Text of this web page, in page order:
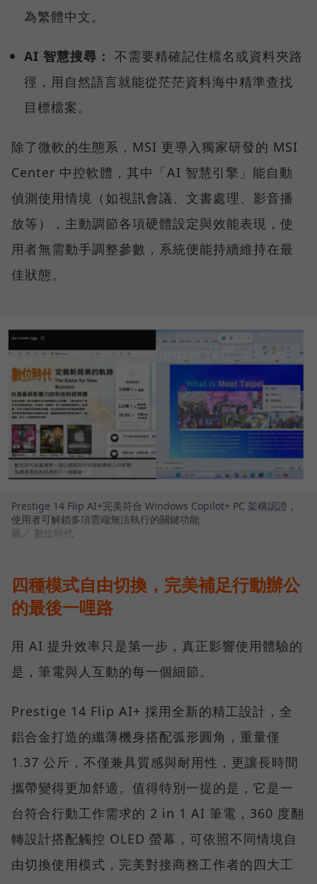
為繁體中文。
AI 智慧搜尋： 不需要精確記住檔名或資料夾路
徑，用自然語言就能從茫茫資料海中精準查找
目標檔案。
除了微軟的生態系，MSI 更導入獨家研發的 MSI
Center 中控軟體，其中「AI 智慧引擎」能自動
偵測使用情境（如視訊會議、文書處理、影音播
放等），主動調節各項硬體設定與效能表現，使
用者無需動手調整參數，系統便能持續維持在最
佳狀態。
Prestige 14 Flip AI+完美符合 Windows Copilot+ PC 架構認證，
使用者可解鎖多項雲端無法執行的關鍵功能
圖／ 數位時代
四種模式自由切換，完美補足行動辦公
的最後一哩路
用 AI 提升效率只是第一步，真正影響使用體驗的
是，筆電與人互動的每一個細節。
Prestige 14 Flip AI+ 採用全新的精工設計，全
鋁合金打造的纖薄機身搭配弧形圓角，重量僅
1.37 公斤，不僅兼具質感與耐用性，更讓長時間
攜帶變得更加舒適。值得特別一提的是，它是一
台符合行動工作需求的 2 in 1 AI 筆電，360 度翻
轉設計搭配觸控 OLED 螢幕，可依照不同情境自
由切換使用模式，完美對接商務工作者的四大工